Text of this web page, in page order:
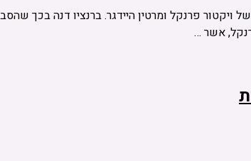
פרנקל ומרטין היידגר. ברנציו דנה בכך
אשר …